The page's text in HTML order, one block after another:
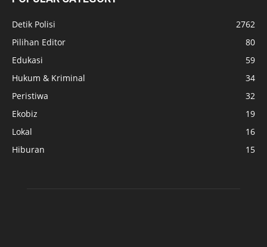
Detik Polisi
2762
Pilihan Editor
80
Edukasi
59
Hukum & Kriminal
34
Peristiwa
32
Ekobiz
19
Lokal
16
Hiburan
15